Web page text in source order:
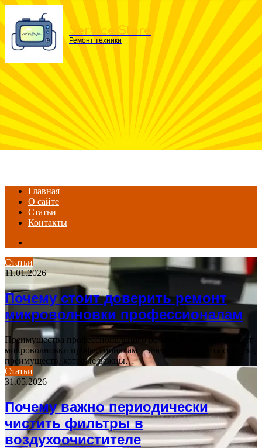
Menu
Service Store
Ремонт техники
Главная
О сайте
Статьи
Контакты
Статьи
11.01.2026
Почему стоит доверить ремонт
микроволновки профессионалам
Преимущества профессионального ремонта Доверить ремонт
микроволновки профессионалам – значит обеспечить себе ряд
преимуществ, которые важны…
Статьи
31.05.2026
Почему важно периодически
чистить фильтры в
воздухоочистителе